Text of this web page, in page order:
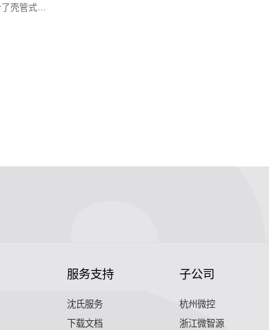
壳管式换
服务支持
沈氏服务
下载文档
子公司
杭州微控
浙江微智源